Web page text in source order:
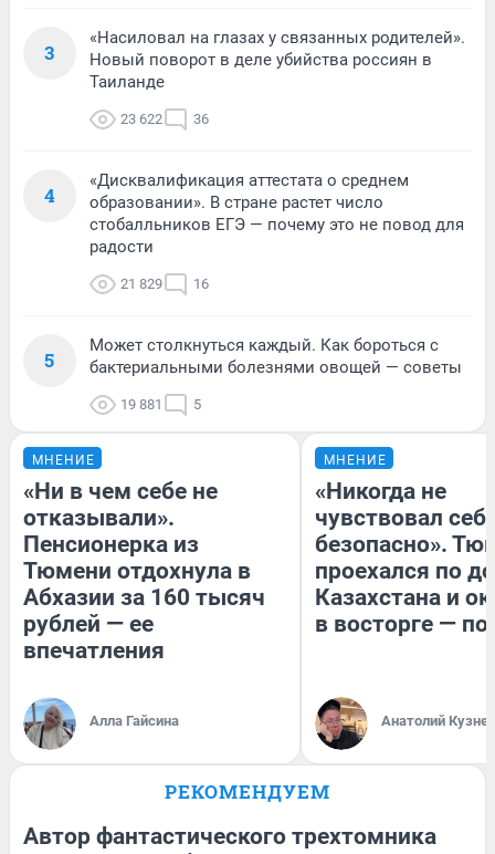
3
«Насиловал на глазах у связанных родителей».
Новый поворот в деле убийства россиян в
Таиланде
23 622 36
4
«Дисквалификация аттестата о среднем
образовании». В стране растет число
стобалльников ЕГЭ — почему это не повод для
радости
21 829 16
5
Может столкнуться каждый. Как бороться с
бактериальными болезнями овощей — советы
19 881 5
МНЕНИЕ
«Ни в чем себе не
отказывали».
Пенсионерка из
Тюмени отдохнула в
Абхазии за 160 тысяч
рублей — ее
впечатления
Алла Гайсина
МНЕНИЕ
«Никогда не
чувствовал
безопасно».
проехался по
Казахстана и
в восторге —
Анатолий
РЕКОМЕНДУЕМ
Автор фантастического трехтомника